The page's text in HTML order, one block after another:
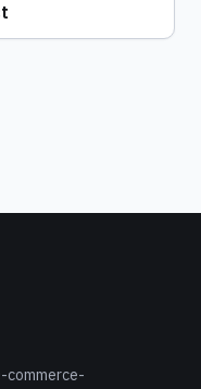
commerce-